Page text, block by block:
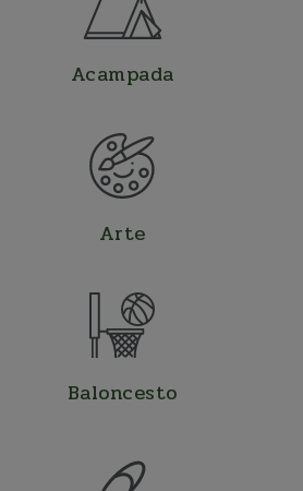
Acampada
Arte
Baloncesto